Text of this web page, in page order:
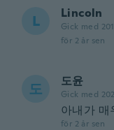
L Lincoln
Gick med
för 2 år sen
도 도윤
Gick med
아내가 매
för 2 år sen